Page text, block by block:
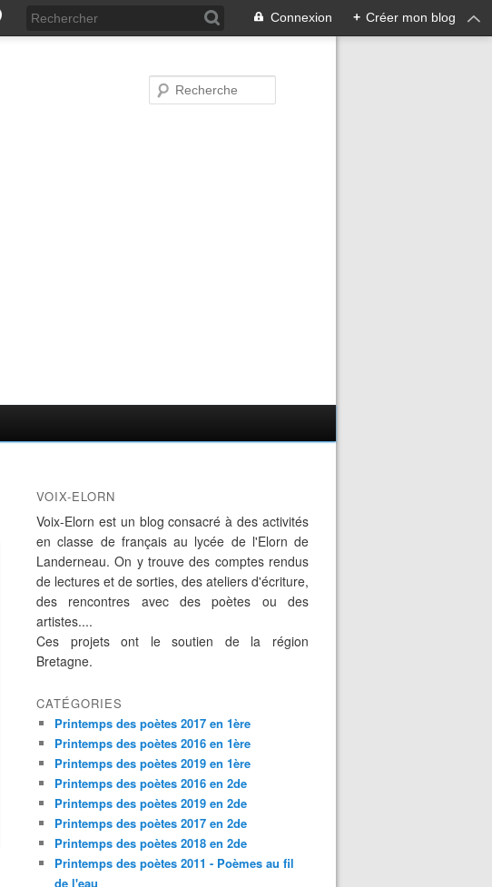
Connexion + Créer mon blog
VOIX-ELORN
Voix-Elorn est un blog consacré à des activités
en classe de français au lycée de l'Elorn de
Landerneau. On y trouve des comptes rendus
de lectures et de sorties, des ateliers d'écriture,
des rencontres avec des poètes ou des
artistes....
Ces projets ont le soutien de la région
Bretagne.
CATÉGORIES
Printemps des poètes 2017 en 1ère
Printemps des poètes 2016 en 1ère
Printemps des poètes 2019 en 1ère
Printemps des poètes 2016 en 2de
Printemps des poètes 2019 en 2de
Printemps des poètes 2017 en 2de
Printemps des poètes 2018 en 2de
Printemps des poètes 2011 - Poèmes au fil
de l'eau